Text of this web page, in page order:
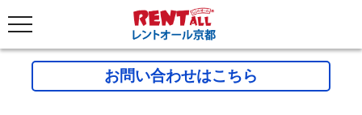
お問い合わせはこちら